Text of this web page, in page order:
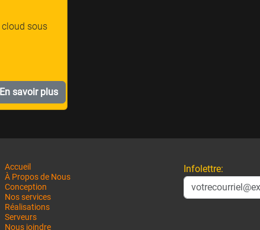
sous
En savoir plus
Accueil
À Propos de Nous
Conception
Nos services
Réalisations
Serveurs
Nous joindre
Infolettre: